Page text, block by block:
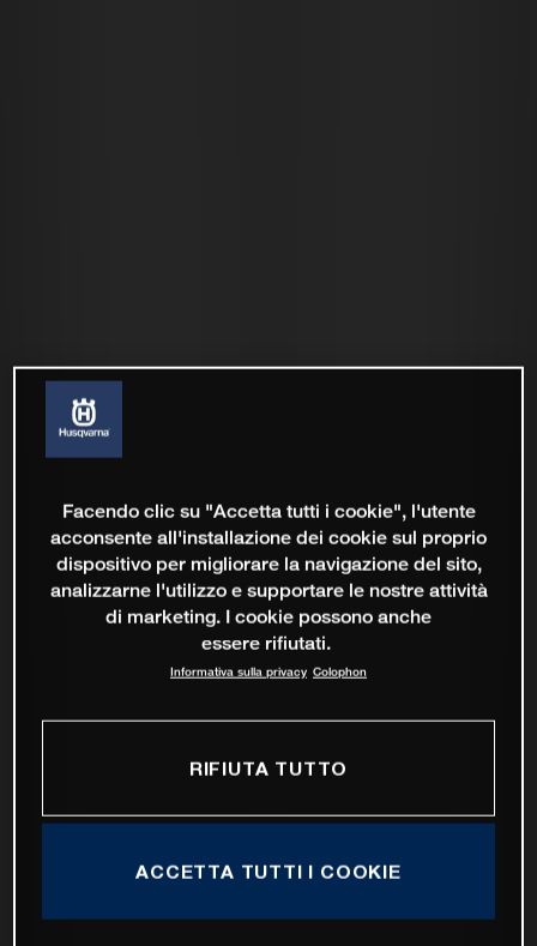
Facendo clic su "Accetta tutti i cookie", l'utente
acconsente all'installazione dei cookie sul proprio
dispositivo per migliorare la navigazione del sito,
analizzarne l'utilizzo e supportare le nostre attività
di marketing. I cookie possono anche
essere rifiutati.
Informativa sulla privacy Colophon
RIFIUTA TUTTO
ACCETTA TUTTI I COOKIE